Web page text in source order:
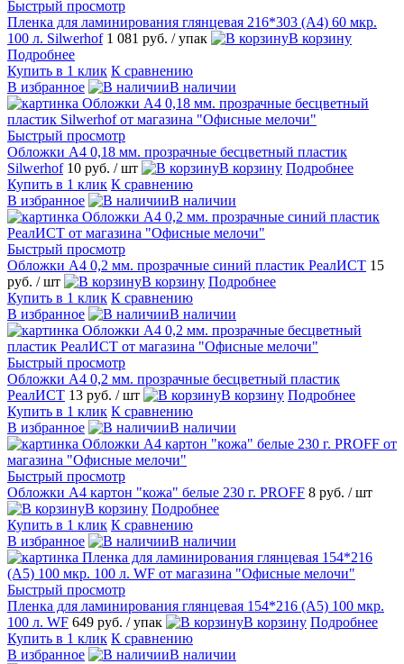
Быстрый просмотр
Пленка для ламинирования глянцевая 216*303 (А4) 60 мкр.
100 л. Silwerhof 1 081 руб. / упак
В корзину
Подробнее
Купить в 1 клик К сравнению
В избранное
В наличии
Быстрый просмотр
Обложки А4 0,18 мм. прозрачные бесцветный пластик
Silwerhof 10 руб. / шт В корзину Подробнее
Купить в 1 клик К сравнению
В избранное
В наличии
Быстрый просмотр
Обложки А4 0,2 мм. прозрачные синий пластик РеалИСТ 15
руб. / шт В корзину Подробнее
Купить в 1 клик К сравнению
В избранное
В наличии
Быстрый просмотр
Обложки А4 0,2 мм. прозрачные бесцветный пластик
РеалИСТ 13 руб. / шт В корзину Подробнее
Купить в 1 клик К сравнению
В избранное
В наличии
Быстрый просмотр
Обложки А4 картон "кожа" белые 230 г. PROFF 8 руб. / шт
В корзину Подробнее
Купить в 1 клик К сравнению
В избранное
В наличии
Быстрый просмотр
Пленка для ламинирования глянцевая 154*216 (А5) 100 мкр.
100 л. WF 649 руб. / упак В корзину Подробнее
Купить в 1 клик К сравнению
В избранное
В наличии